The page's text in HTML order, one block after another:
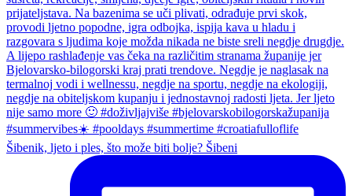
Šibenik, ljeto i ples, što može biti bolje? Šibeni